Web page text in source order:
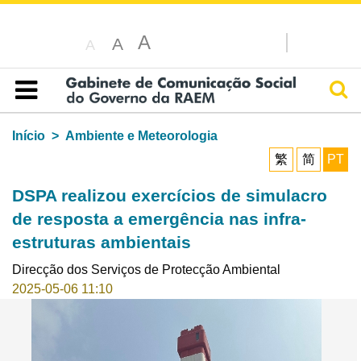
A A A
Índice
Início
Ambiente e Meteorologia
繁
简 PT
DSPA realizou exercícios de simulacro
de resposta a emergência nas infra-
estruturas ambientais
Direcção dos Serviços de Protecção Ambiental
2025-05-06 11:10